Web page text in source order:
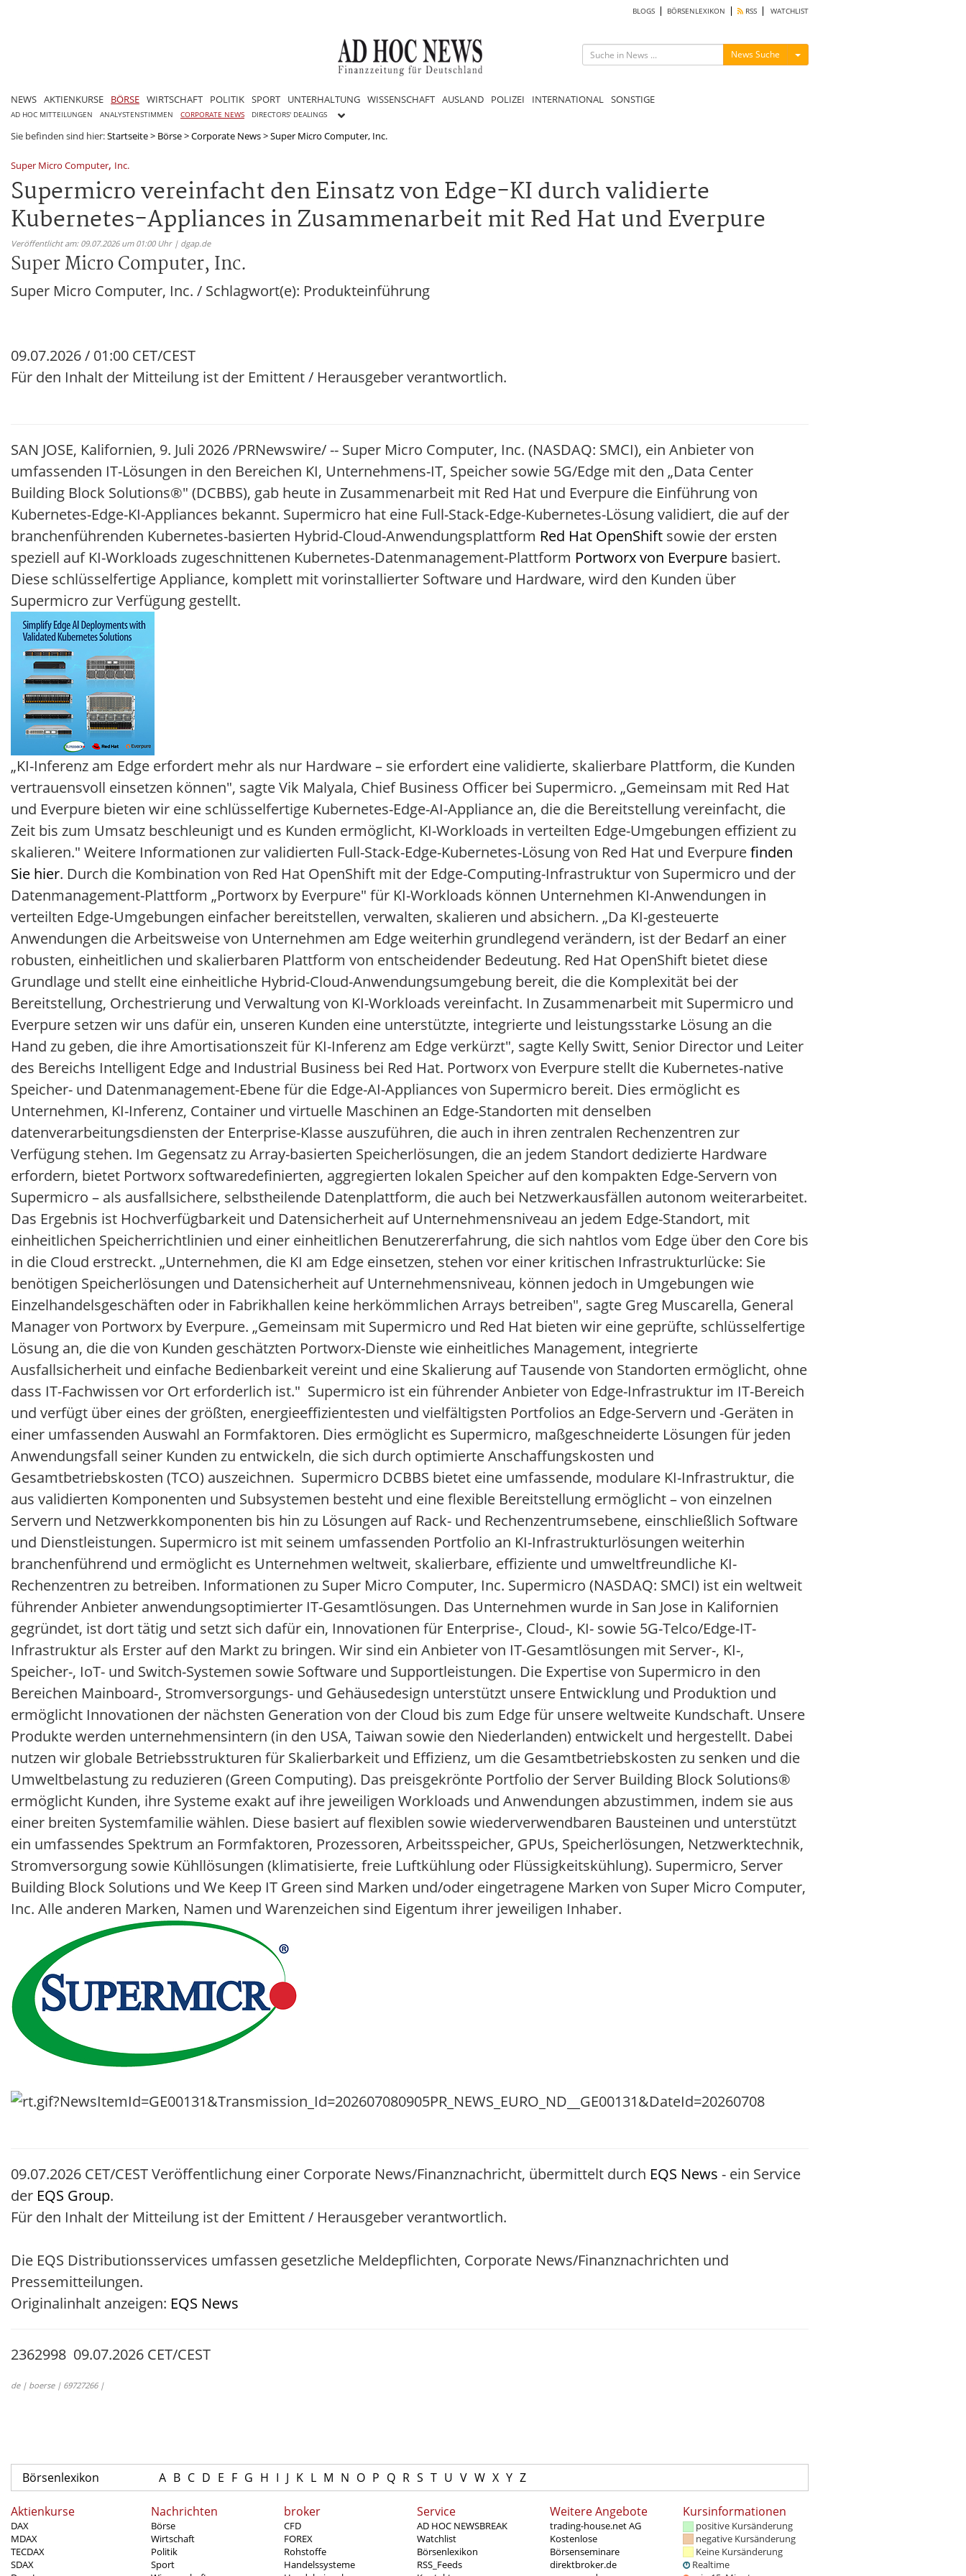
BLOGS BÖRSENLEXIKON RSS WATCHLIST
News Suche Menü ein-/ausblenden
NEWS AKTIENKURSE BÖRSE WIRTSCHAFT POLITIK SPORT UNTERHALTUNG WISSENSCHAFT AUSLAND POLIZEI INTERNATIONAL SONSTIGE
AD HOC MITTEILUNGEN ANALYSTENSTIMMEN CORPORATE NEWS DIRECTORS' DEALINGS
Sie befinden sind hier:Startseite> Börse>Corporate News>Super Micro Computer, Inc.
Super Micro Computer, Inc.
Supermicro vereinfacht den Einsatz von Edge-KI durch validierte
Kubernetes-Appliances in Zusammenarbeit mit Red Hat und Everpure
Veröffentlicht am: 09.07.2026 um 01:00 Uhr | dgap.de
Super Micro Computer, Inc.
Super Micro Computer, Inc. / Schlagwort(e): Produkteinführung
09.07.2026 / 01:00 CET/CEST
Für den Inhalt der Mitteilung ist der Emittent / Herausgeber verantwortlich.
SAN JOSE, Kalifornien, 9. Juli 2026 /PRNewswire/ -- Super Micro Computer, Inc. (NASDAQ: SMCI), ein Anbieter von
umfassenden IT-Lösungen in den Bereichen KI, Unternehmens-IT, Speicher sowie 5G/Edge mit den „Data Center
Building Block Solutions®" (DCBBS), gab heute in Zusammenarbeit mit Red Hat und Everpure die Einführung von
Kubernetes-Edge-KI-Appliances bekannt. Supermicro hat eine Full-Stack-Edge-Kubernetes-Lösung validiert, die auf der
branchenführenden Kubernetes-basierten Hybrid-Cloud-Anwendungsplattform Red Hat OpenShift sowie der ersten
speziell auf KI-Workloads zugeschnittenen Kubernetes-Datenmanagement-Plattform Portworx von Everpure basiert.
Diese schlüsselfertige Appliance, komplett mit vorinstallierter Software und Hardware, wird den Kunden über
Supermicro zur Verfügung gestellt.
„KI-Inferenz am Edge erfordert mehr als nur Hardware – sie erfordert eine validierte, skalierbare Plattform, die Kunden
vertrauensvoll einsetzen können", sagte Vik Malyala, Chief Business Officer bei Supermicro. „Gemeinsam mit Red Hat
und Everpure bieten wir eine schlüsselfertige Kubernetes-Edge-AI-Appliance an, die die Bereitstellung vereinfacht, die
Zeit bis zum Umsatz beschleunigt und es Kunden ermöglicht, KI-Workloads in verteilten Edge-Umgebungen effizient zu
skalieren." Weitere Informationen zur validierten Full-Stack-Edge-Kubernetes-Lösung von Red Hat und Everpurefinden
Sie hier. Durch die Kombination von Red Hat OpenShift mit der Edge-Computing-Infrastruktur von Supermicro und der
Datenmanagement-Plattform „Portworx by Everpure" für KI-Workloads können Unternehmen KI-Anwendungen in
verteilten Edge-Umgebungen einfacher bereitstellen, verwalten, skalieren und absichern. „Da KI-gesteuerte
Anwendungen die Arbeitsweise von Unternehmen am Edge weiterhin grundlegend verändern, ist der Bedarf an einer
robusten, einheitlichen und skalierbaren Plattform von entscheidender Bedeutung. Red Hat OpenShift bietet diese
Grundlage und stellt eine einheitliche Hybrid-Cloud-Anwendungsumgebung bereit, die die Komplexität bei der
Bereitstellung, Orchestrierung und Verwaltung von KI-Workloads vereinfacht. In Zusammenarbeit mit Supermicro und
Everpure setzen wir uns dafür ein, unseren Kunden eine unterstützte, integrierte und leistungsstarke Lösung an die
Hand zu geben, die ihre Amortisationszeit für KI-Inferenz am Edge verkürzt", sagte Kelly Switt, Senior Director und Leiter
des Bereichs Intelligent Edge and Industrial Business bei Red Hat. Portworx von Everpure stellt die Kubernetes-native
Speicher- und Datenmanagement-Ebene für die Edge-AI-Appliances von Supermicro bereit. Dies ermöglicht es
Unternehmen, KI-Inferenz, Container und virtuelle Maschinen an Edge-Standorten mit denselben
datenverarbeitungsdiensten der Enterprise-Klasse auszuführen, die auch in ihren zentralen Rechenzentren zur
Verfügung stehen. Im Gegensatz zu Array-basierten Speicherlösungen, die an jedem Standort dedizierte Hardware
erfordern, bietet Portworx softwaredefinierten, aggregierten lokalen Speicher auf den kompakten Edge-Servern von
Supermicro – als ausfallsichere, selbstheilende Datenplattform, die auch bei Netzwerkausfällen autonom weiterarbeitet.
Das Ergebnis ist Hochverfügbarkeit und Datensicherheit auf Unternehmensniveau an jedem Edge-Standort, mit
einheitlichen Speicherrichtlinien und einer einheitlichen Benutzererfahrung, die sich nahtlos vom Edge über den Core bis
in die Cloud erstreckt. „Unternehmen, die KI am Edge einsetzen, stehen vor einer kritischen Infrastrukturlücke: Sie
benötigen Speicherlösungen und Datensicherheit auf Unternehmensniveau, können jedoch in Umgebungen wie
Einzelhandelsgeschäften oder in Fabrikhallen keine herkömmlichen Arrays betreiben", sagte Greg Muscarella, General
Manager von Portworx by Everpure. „Gemeinsam mit Supermicro und Red Hat bieten wir eine geprüfte, schlüsselfertige
Lösung an, die die von Kunden geschätzten Portworx-Dienste wie einheitliches Management, integrierte
Ausfallsicherheit und einfache Bedienbarkeit vereint und eine Skalierung auf Tausende von Standorten ermöglicht, ohne
dass IT-Fachwissen vor Ort erforderlich ist." Supermicro ist ein führender Anbieter von Edge-Infrastruktur im IT-Bereich
und verfügt über eines der größten, energieeffizientesten und vielfältigsten Portfolios an Edge-Servern und -Geräten in
einer umfassenden Auswahl an Formfaktoren. Dies ermöglicht es Supermicro, maßgeschneiderte Lösungen für jeden
Anwendungsfall seiner Kunden zu entwickeln, die sich durch optimierte Anschaffungskosten und
Gesamtbetriebskosten (TCO) auszeichnen. Supermicro DCBBS bietet eine umfassende, modulare KI-Infrastruktur, die
aus validierten Komponenten und Subsystemen besteht und eine flexible Bereitstellung ermöglicht – von einzelnen
Servern und Netzwerkkomponenten bis hin zu Lösungen auf Rack- und Rechenzentrumsebene, einschließlich Software
und Dienstleistungen. Supermicro ist mit seinem umfassenden Portfolio an KI-Infrastrukturlösungen weiterhin
branchenführend und ermöglicht es Unternehmen weltweit, skalierbare, effiziente und umweltfreundliche KI-
Rechenzentren zu betreiben. Informationen zu Super Micro Computer, Inc. Supermicro (NASDAQ: SMCI) ist ein weltweit
führender Anbieter anwendungsoptimierter IT-Gesamtlösungen. Das Unternehmen wurde in San Jose in Kalifornien
gegründet, ist dort tätig und setzt sich dafür ein, Innovationen für Enterprise-, Cloud-, KI- sowie 5G-Telco/Edge-IT-
Infrastruktur als Erster auf den Markt zu bringen. Wir sind ein Anbieter von IT-Gesamtlösungen mit Server-, KI-,
Speicher-, IoT- und Switch-Systemen sowie Software und Supportleistungen. Die Expertise von Supermicro in den
Bereichen Mainboard-, Stromversorgungs- und Gehäusedesign unterstützt unsere Entwicklung und Produktion und
ermöglicht Innovationen der nächsten Generation von der Cloud bis zum Edge für unsere weltweite Kundschaft. Unsere
Produkte werden unternehmensintern (in den USA, Taiwan sowie den Niederlanden) entwickelt und hergestellt. Dabei
nutzen wir globale Betriebsstrukturen für Skalierbarkeit und Effizienz, um die Gesamtbetriebskosten zu senken und die
Umweltbelastung zu reduzieren (Green Computing). Das preisgekrönte Portfolio der Server Building Block Solutions®
ermöglicht Kunden, ihre Systeme exakt auf ihre jeweiligen Workloads und Anwendungen abzustimmen, indem sie aus
einer breiten Systemfamilie wählen. Diese basiert auf flexiblen sowie wiederverwendbaren Bausteinen und unterstützt
ein umfassendes Spektrum an Formfaktoren, Prozessoren, Arbeitsspeicher, GPUs, Speicherlösungen, Netzwerktechnik,
Stromversorgung sowie Kühllösungen (klimatisierte, freie Luftkühlung oder Flüssigkeitskühlung). Supermicro, Server
Building Block Solutions und We Keep IT Green sind Marken und/oder eingetragene Marken von Super Micro Computer,
Inc. Alle anderen Marken, Namen und Warenzeichen sind Eigentum ihrer jeweiligen Inhaber.
09.07.2026 CET/CEST Veröffentlichung einer Corporate News/Finanznachricht, übermittelt durch EQS News - ein Service
der EQS Group.
Für den Inhalt der Mitteilung ist der Emittent / Herausgeber verantwortlich.
Die EQS Distributionsservices umfassen gesetzliche Meldepflichten, Corporate News/Finanznachrichten und
Pressemitteilungen.
Originalinhalt anzeigen: EQS News
2362998 09.07.2026 CET/CEST
de | boerse | 69727266 |
Börsenlexikon A B C D E F G H I J K L M N O P Q R S T U V W X Y Z
Aktienkurse
DAX
MDAX
TECDAX
SDAX
Nachrichten
Börse
Wirtschaft
Politik
Sport
broker
CFD
FOREX
Rohstoffe
Handelssysteme
Service
AD HOC NEWSBREAK
Watchlist
Börsenlexikon
RSS_Feeds
Weitere Angebote
trading-house.net AG
Kostenlose
Börsenseminare
direktbroker.de
Kursinformationen
positive Kursänderung
negative Kursänderung
Keine Kursänderung
Realtime